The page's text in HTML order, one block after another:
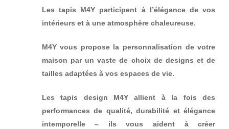
Les tapis M4Y participent à l’élégance de vos
intérieurs et à une atmosphère chaleureuse.
M4Y vous propose la personnalisation de votre
maison par un vaste de choix de designs et de
tailles adaptées à vos espaces de vie.
Les tapis design M4Y allient à la fois des
performances de qualité, durabilité et élégance
intemporelle – ils vous aident à créer